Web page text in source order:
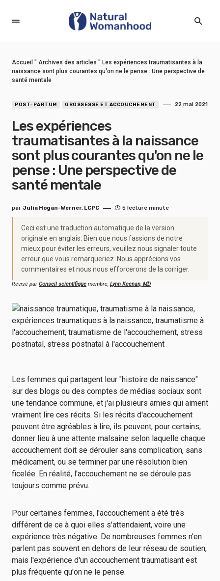
Accueil " Archives des articles " Les expériences traumatisantes à la
naissance sont plus courantes qu'on ne le pense : Une perspective de
santé mentale
POST-PARTUM GROSSESSE ET ACCOUCHEMENT 22 mai 2021
Les expériences
traumatisantes à la naissance
sont plus courantes qu'on ne le
pense : Une perspective de
santé mentale
par Julia Hogan-Werner, LCPC 5 lecture minute
Ceci est une traduction automatique de la version
originale en anglais. Bien que nous fassions de notre
mieux pour éviter les erreurs, veuillez nous signaler toute
erreur que vous remarqueriez. Nous apprécions vos
commentaires et nous nous efforcerons de la corriger.
Révisé par Conseil scientifique membre, Lynn Keenan, MD
Les femmes qui partagent leur "histoire de naissance"
sur des blogs ou des comptes de médias sociaux sont
une tendance commune, et j'ai plusieurs amies qui aiment
vraiment lire ces récits. Si les récits d'accouchement
peuvent être agréables à lire, ils peuvent, pour certains,
donner lieu à une attente malsaine selon laquelle chaque
accouchement doit se dérouler sans complication, sans
médicament, ou se terminer par une résolution bien
ficelée. En réalité, l'accouchement ne se déroule pas
toujours comme prévu.
Pour certaines femmes, l'accouchement a été très
différent de ce à quoi elles s'attendaient, voire une
expérience très négative. De nombreuses femmes n'en
parlent pas souvent en dehors de leur réseau de soutien,
mais l'expérience d'un accouchement traumatisant est
plus fréquente qu'on ne le pense.